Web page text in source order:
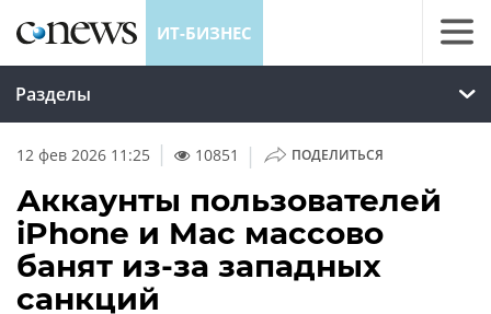
ИТ-БИЗНЕС
Разделы
12 фев 2026 11:25 10851 | ПОДЕЛИТЬСЯ
Аккаунты пользователей
iPhone и Mac массово
банят из-за западных
санкций